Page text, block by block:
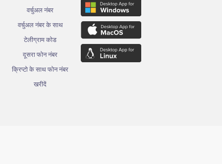
वर्चुअल नंबर
वर्चुअल नंबर के साथ
टेलीग्राम कोड
दूसरा फोन नंबर
क्रिप्टो के साथ फोन नंबर
खरीदें